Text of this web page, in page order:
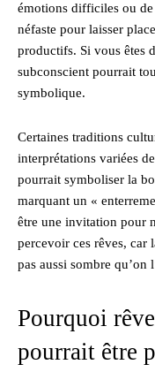
émotions difficiles ou de
néfaste pour laisser
productifs. Si vous êtes
subconscient pourrait
symbolique.
Certaines traditions
interprétations variées
pourrait symboliser la
marquant un «
être une invitation pour
percevoir ces rêves, car
pas aussi sombre qu’on
Pourquoi
pourrait être